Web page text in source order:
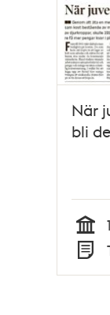
När
bli
Tid
Typ